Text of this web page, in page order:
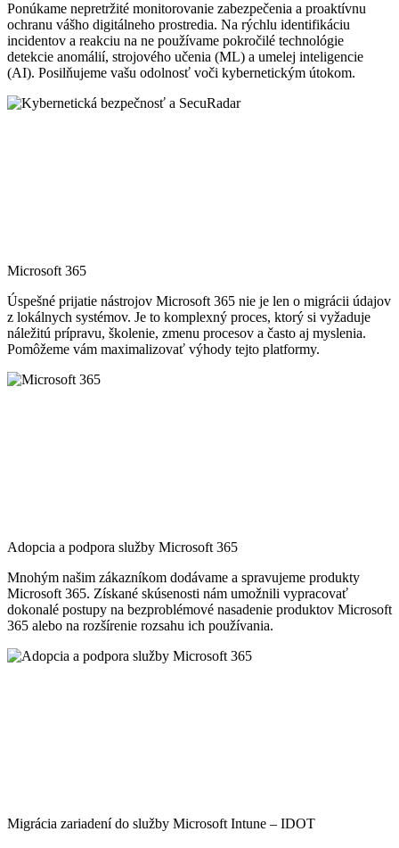
Ponúkame nepretržité monitorovanie zabezpečenia a proaktívnu
ochranu vášho digitálneho prostredia. Na rýchlu identifikáciu
incidentov a reakciu na ne používame pokročilé technológie
detekcie anomálií, strojového učenia (ML) a umelej inteligencie
(AI). Posilňujeme vašu odolnosť voči kybernetickým útokom.
Microsoft 365
Úspešné prijatie nástrojov Microsoft 365 nie je len o migrácii údajov
z lokálnych systémov. Je to komplexný proces, ktorý si vyžaduje
náležitú prípravu, školenie, zmenu procesov a často aj myslenia.
Pomôžeme vám maximalizovať výhody tejto platformy.
Adopcia a podpora služby Microsoft 365
Mnohým našim zákazníkom dodávame a spravujeme produkty
Microsoft 365. Získané skúsenosti nám umožnili vypracovať
dokonalé postupy na bezproblémové nasadenie produktov Microsoft
365 alebo na rozšírenie rozsahu ich používania.
Migrácia zariadení do služby Microsoft Intune – IDOT